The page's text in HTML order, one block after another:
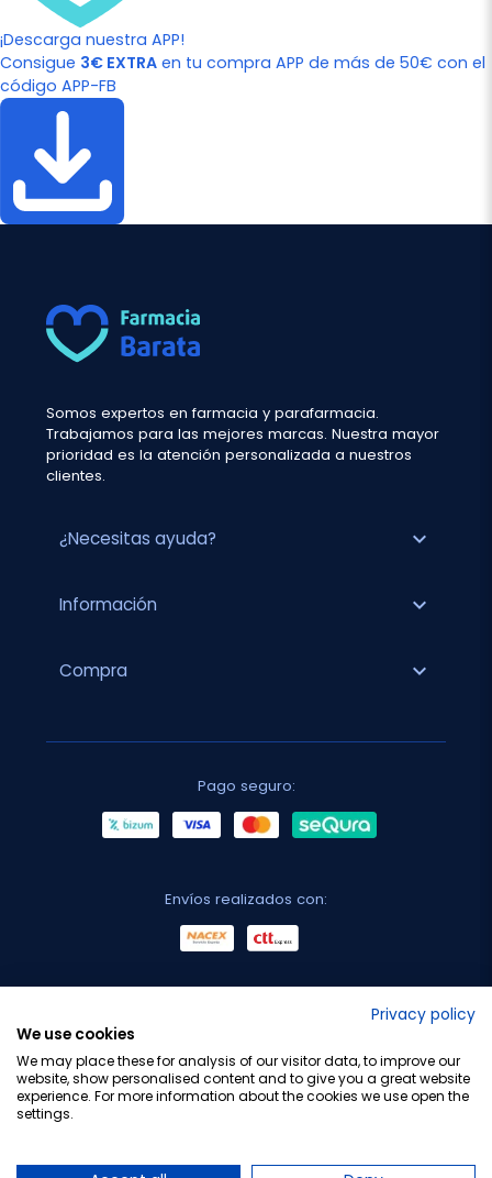
¡Descarga nuestra APP!
Consigue 3€ EXTRA en tu compra APP de más de 50€ con el
código APP-FB
Somos expertos en farmacia y parafarmacia.
Trabajamos para las mejores marcas. Nuestra mayor
prioridad es la atención personalizada a nuestros
clientes.
¿Necesitas ayuda? expand_more
Información expand_more
Compra expand_more
Pago seguro:
Envíos realizados con:
Privacy policy
We use cookies
We may place these for analysis of our visitor data, to improve our
website, show personalised content and to give you a great website
experience. For more information about the cookies we use open the
settings.